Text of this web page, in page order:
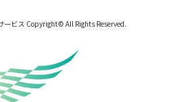
ービス Copyright© All Rights Reserved.